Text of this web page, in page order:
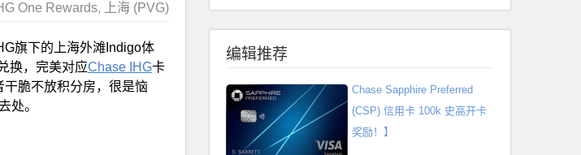
One Rewards, 上海 (PVG)
旗下的上海外滩Indigo体
换，完美对应Chase IHG卡
脆不放积分房，很是恼
处。
编辑推荐
Chase Sapphire Preferred
(CSP) 信用卡 100k 史高开卡
奖励！】